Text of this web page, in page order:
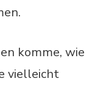
komme, wie
vielleicht